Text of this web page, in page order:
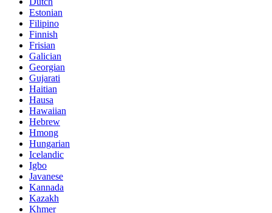
Estonian
Filipino
Finnish
Frisian
Galician
Georgian
Gujarati
Haitian
Hausa
Hawaiian
Hebrew
Hmong
Hungarian
Icelandic
Igbo
Javanese
Kannada
Kazakh
Khmer